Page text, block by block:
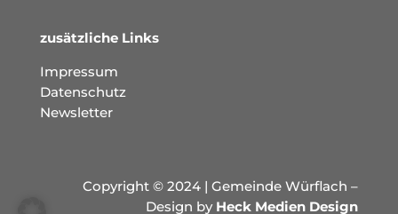
zusätzliche Links
Impressum
Datenschutz
Newsletter
Copyright © 2024 | Gemeinde Würflach –
Design by Heck Medien Design